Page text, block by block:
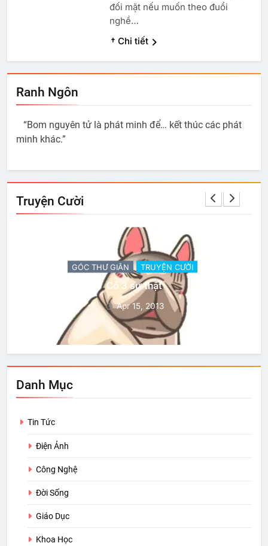
Ranh Ngôn
“Bom nguyên tử là phát minh để… kết thúc các phát
minh khác.”
Truyện Cười
GÓC THƯ GIÃN TRUYỆN CƯỜI
Có 3 sự thật
Apr 15, 2013
Danh Mục
Tin Tức
Điện Ảnh
Công Nghệ
Đời Sống
Giáo Dục
Khoa Học
đối mặt nếu muốn theo đuổi
nghề…
† Chi tiết